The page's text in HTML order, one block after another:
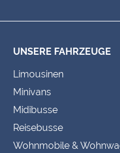
UNSERE FAHRZEUGE
Limousinen
Minivans
Midibusse
Reisebusse
Wohnmobile &